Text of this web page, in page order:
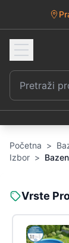
Početna >
Izbor >
Vrste